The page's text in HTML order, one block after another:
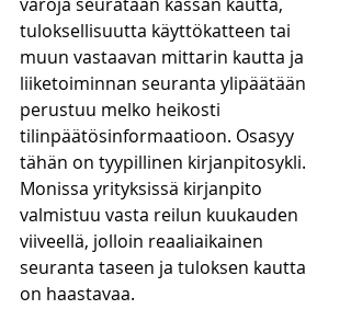
tuloksellisuutta käyttökatteen tai
muun vastaavan mittarin kautta ja
liiketoiminnan seuranta ylipäätään
perustuu melko heikosti
tilinpäätösinformaatioon. Osasyy
tähän on tyypillinen kirjanpitosykli.
Monissa yrityksissä kirjanpito
valmistuu vasta reilun kuukauden
viiveellä, jolloin reaaliaikainen
seuranta taseen ja tuloksen kautta
on haastavaa.